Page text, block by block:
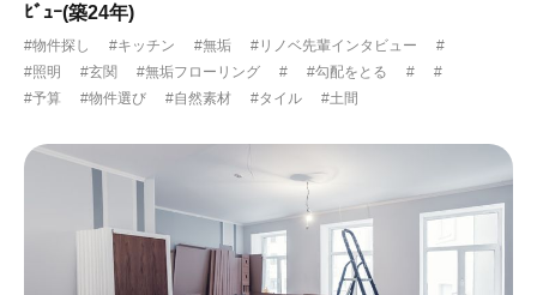
ﾋﾞｭｰ(築24年)
#物件探し #キッチン #無垢 #リノベ先輩インタビュー
#
#照明
#玄関 #無垢フローリング # #勾配をとる #
#
#予算
#物件選び #自然素材 #タイル #土間